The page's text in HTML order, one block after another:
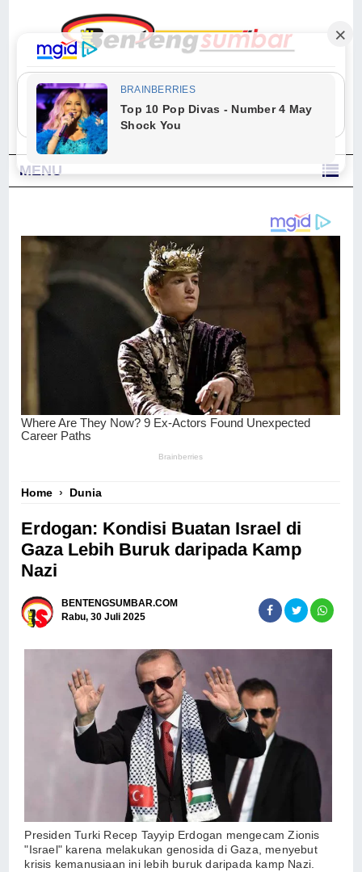
"Sesungguhnya Allah dan para malaikat-Nya berselawat untuk Nabi.
Wahai orang-orang yang beriman, berselawatlah kamu untuk Nabi dan
ucapkanlah salam dengan penuh penghormatan kepadanya." (Qs. Al
Ahzab Ayat 56)
MENU
Home › Dunia
Erdogan: Kondisi Buatan Israel di
Gaza Lebih Buruk daripada Kamp
Nazi
BENTENGSUMBAR.COM
Rabu, 30 Juli 2025
Presiden Turki Recep Tayyip Erdogan mengecam Zionis
"Israel" karena melakukan genosida di Gaza, menyebut
krisis kemanusiaan ini lebih buruk daripada kamp Nazi.